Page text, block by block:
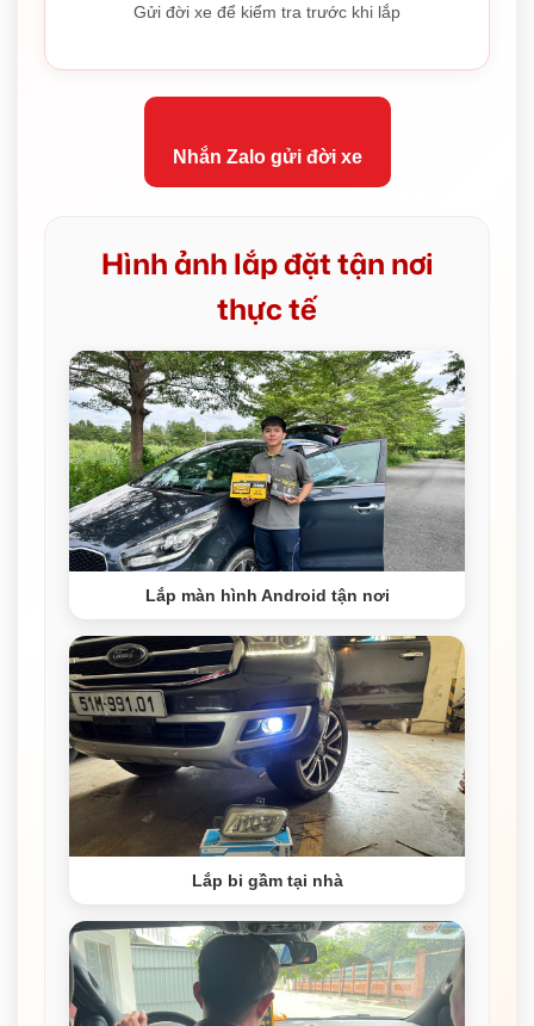
Gửi đời xe để kiểm tra trước khi lắp
Nhắn Zalo gửi đời xe
Hình ảnh lắp đặt tận nơi
thực tế
Lắp màn hình Android tận nơi
Lắp bi gầm tại nhà